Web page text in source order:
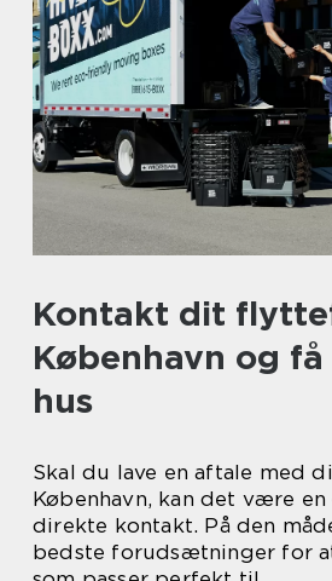
Kontakt dit
København og
hus
Skal du lave en aftale med
København, kan det være
direkte kontakt. På den
bedste forudsætninger for